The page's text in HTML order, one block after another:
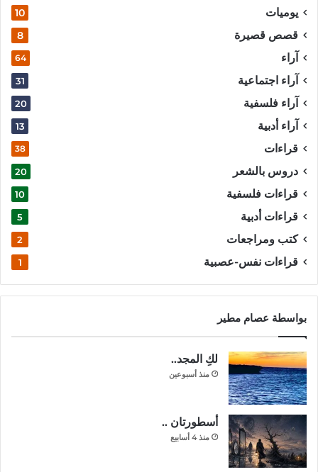
يوميات 10
قصص قصيرة 8
آراء 64
آراء اجتماعية 31
آراء فلسفية 20
آراء أدبية 13
قراءات 38
دروس بالشعر 20
قراءات فلسفية 10
قراءات أدبية 5
كتب ومراجعات 2
قراءات نفس-عصبية 1
بواسطة عصام مطير
لكِ المجد..
منذ أسبوعين
أسطورتان ..
منذ 4 أسابيع